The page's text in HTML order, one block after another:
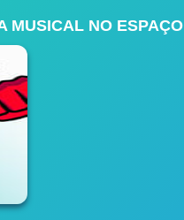
MUSICAL NO ESPAÇO